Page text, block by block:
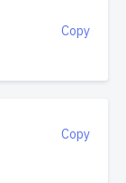
Copy
Copy